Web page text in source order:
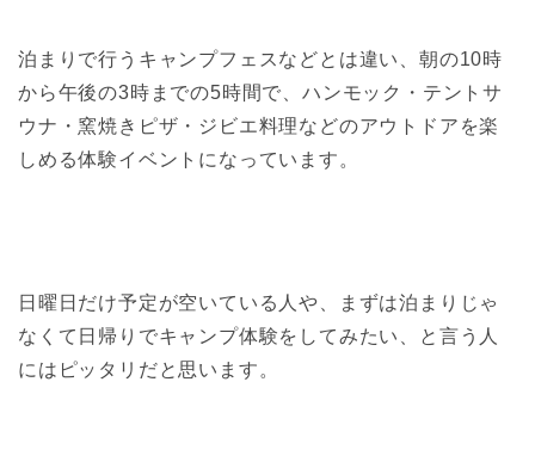
泊まりで行うキャンプフェスなどとは違い、朝の10時
から午後の3時までの5時間で、ハンモック・テントサ
ウナ・窯焼きピザ・ジビエ料理などのアウトドアを楽
しめる体験イベントになっています。
日曜日だけ予定が空いている人や、まずは泊まりじゃ
なくて日帰りでキャンプ体験をしてみたい、と言う人
にはピッタリだと思います。